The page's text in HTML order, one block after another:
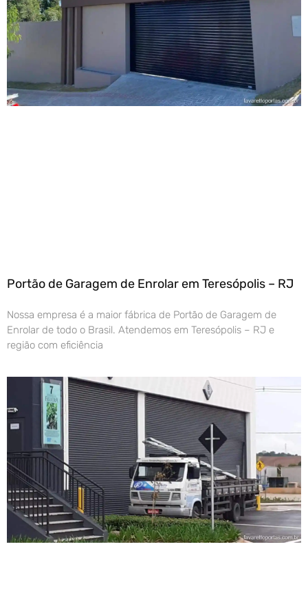
Portão de Garagem de Enrolar em Teresópolis – RJ
Nossa empresa é a maior fábrica de Portão de Garagem de
Enrolar de todo o Brasil. Atendemos em Teresópolis – RJ e
região com eficiência